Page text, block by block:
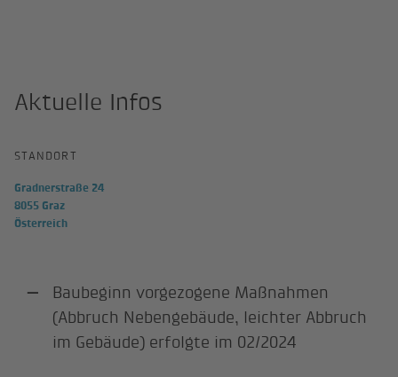
Aktuelle Infos
STANDORT
Gradnerstraße 24
8055 Graz
Österreich
Baubeginn vorgezogene Maßnahmen
(Abbruch Nebengebäude, leichter Abbruch
im Gebäude) erfolgte im 02/2024